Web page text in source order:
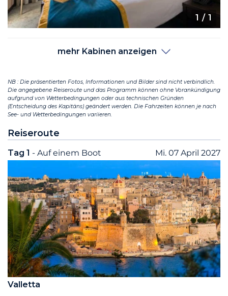
1 / 1
mehr Kabinen anzeigen
NB : Die präsentierten Fotos, Informationen und Bilder sind nicht verbindlich.
Die angegebene Reiseroute und das Programm können ohne Vorankündigung
aufgrund von Wetterbedingungen oder aus technischen Gründen
(Entscheidung des Kapitäns) geändert werden. Die Fahrzeiten können je nach
See- und Wetterbedingungen variieren.
Reiseroute
Tag 1 - Auf einem Boot Mi. 07 April 2027
Valletta